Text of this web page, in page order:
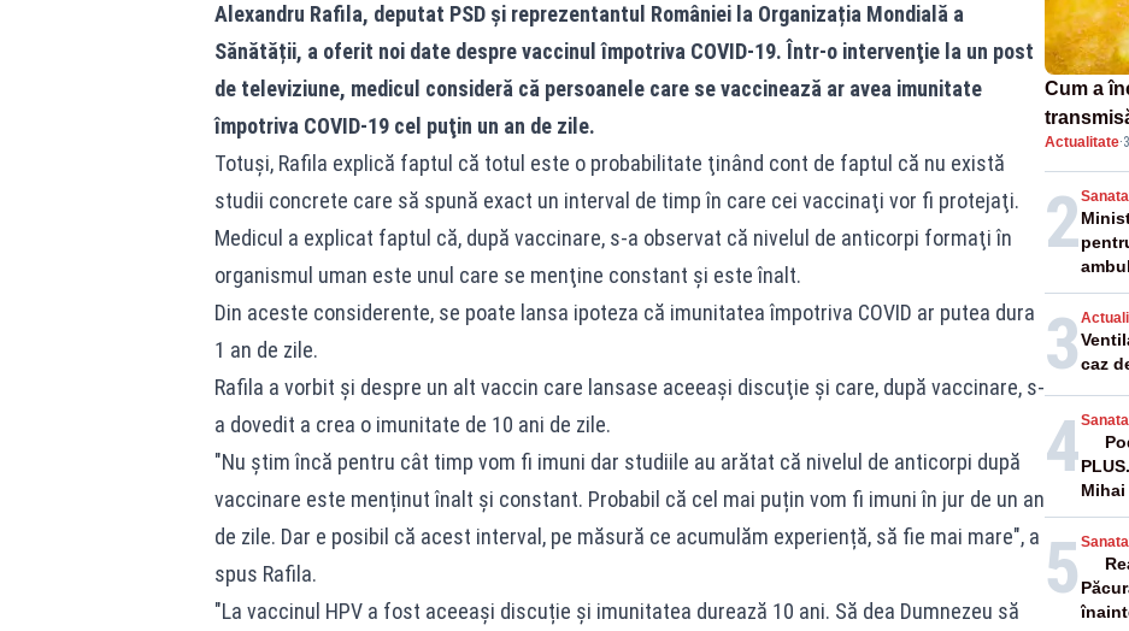
Alexandru Rafila, deputat PSD şi reprezentantul României la Organizația Mondială a
Sănătății, a oferit noi date despre vaccinul împotriva COVID-19. Într-o intervenţie la un post
de televiziune, medicul consideră că persoanele care se vaccinează ar avea imunitate
împotriva COVID-19 cel puţin un an de zile.
Totuşi, Rafila explică faptul că totul este o probabilitate ţinând cont de faptul că nu există
studii concrete care să spună exact un interval de timp în care cei vaccinaţi vor fi protejaţi.
Medicul a explicat faptul că, după vaccinare, s-a observat că nivelul de anticorpi formaţi în
organismul uman este unul care se menţine constant şi este înalt.
Din aceste considerente, se poate lansa ipoteza că imunitatea împotriva COVID ar putea dura
1 an de zile.
Rafila a vorbit şi despre un alt vaccin care lansase aceeaşi discuţie şi care, după vaccinare, s-
a dovedit a crea o imunitate de 10 ani de zile.
"Nu știm încă pentru cât timp vom fi imuni dar studiile au arătat că nivelul de anticorpi după
vaccinare este menținut înalt și constant. Probabil că cel mai puțin vom fi imuni în jur de un an
de zile. Dar e posibil că acest interval, pe măsură ce acumulăm experiență, să fie mai mare", a
spus Rafila.
"La vaccinul HPV a fost aceeași discuție și imunitatea durează 10 ani. Să dea Dumnezeu să
Cum a
simple
Actualitate·
2
apă
3caz
4
Mihai
5